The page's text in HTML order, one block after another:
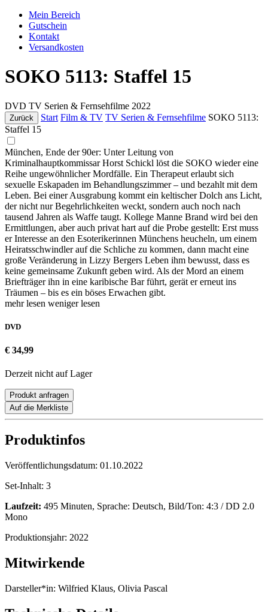
Mein Bereich
Gutschein
Kontakt
Versandkosten
SOKO 5113: Staffel 15
DVD TV Serien & Fernsehfilme 2022
Zurück Start Film & TV TV Serien & Fernsehfilme SOKO 5113:
Staffel 15
München, Ende der 90er: Unter Leitung von
Kriminalhauptkommissar Horst Schickl löst die SOKO wieder eine
Reihe ungewöhnlicher Mordfälle. Ein Therapeut erlaubt sich
sexuelle Eskapaden im Behandlungszimmer – und bezahlt mit dem
Leben. Bei einer Ausgrabung kommt ein keltischer Dolch ans Licht,
der nicht nur Begehrlichkeiten weckt, sondern auch noch nach
tausend Jahren als Waffe taugt. Kollege Manne Brand wird bei den
Ermittlungen, aber auch privat hart auf die Probe gestellt: Erst muss
er Interesse an den Esoterikerinnen Münchens heucheln, um einem
Heiratsschwindler auf die Schliche zu kommen, dann macht eine
große Veränderung in Lizzy Bergers Leben ihm bewusst, dass es
keine gemeinsame Zukunft geben wird. Als der Mord an einem
Briefträger ihn in eine karibische Bar führt, gerät er erneut ins
Träumen – bis es ein böses Erwachen gibt.
mehr lesen weniger lesen
DVD
€ 34,99
Derzeit nicht auf Lager
Produkt anfragen
Auf die Merkliste
Produktinfos
Veröffentlichungsdatum: 01.10.2022
Set-Inhalt: 3
Laufzeit: 495 Minuten, Sprache: Deutsch, Bild/Ton: 4:3 / DD 2.0
Mono
Produktionsjahr: 2022
Mitwirkende
Darsteller*in: Wilfried Klaus, Olivia Pascal